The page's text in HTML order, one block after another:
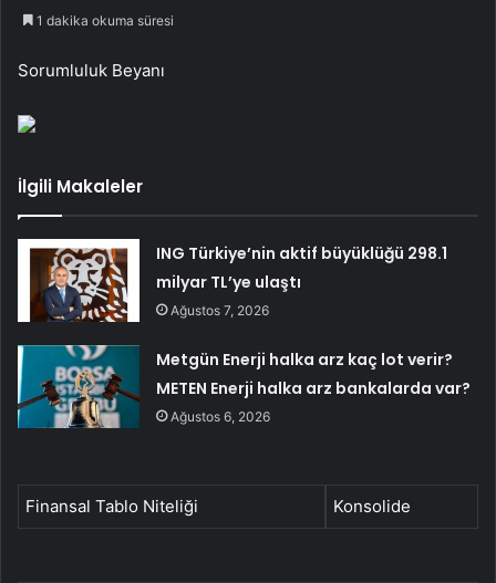
1 dakika okuma süresi
Sorumluluk Beyanı
İlgili Makaleler
ING Türkiye’nin aktif büyüklüğü 298.1
milyar TL’ye ulaştı
Ağustos 7, 2026
Metgün Enerji halka arz kaç lot verir?
METEN Enerji halka arz bankalarda var?
Ağustos 6, 2026
Finansal Tablo Niteliği Konsolide